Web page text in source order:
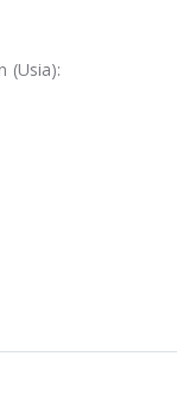
(Usia):